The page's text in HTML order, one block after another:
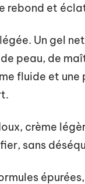
rebond et
Un gel
peau, de
fluide et
crème
sans